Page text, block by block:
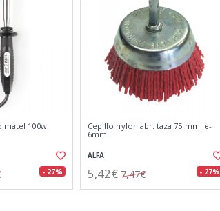
100w.
- 27%
Cepillo nylon abr. taza 75 mm. e-
6mm.
ALFA
5,42€ 7,47€ - 27%